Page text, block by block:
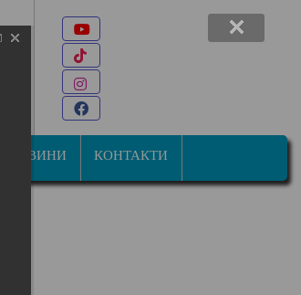
НОВИНИ КОНТАКТИ